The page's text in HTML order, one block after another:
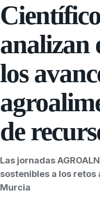
analizan
los
de
Las jornadas
sostenibles a los retos
Murcia